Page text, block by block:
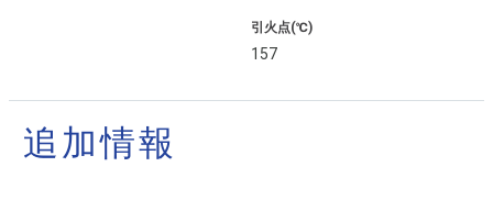
引火点(℃)
157
追加情報